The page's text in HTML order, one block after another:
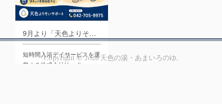
9月より「天色よりそいサポート」をスタートします！
短時間入浴デイサービスを運
営する株式会社Harell…
Copyright ©2026 天色の湯・あまいろのゆ.